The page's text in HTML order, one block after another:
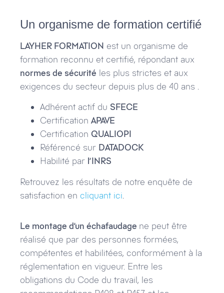
Un organisme de formation certifié
LAYHER FORMATION est un organisme de
formation reconnu et certifié, répondant aux
normes de sécurité les plus strictes et aux
exigences du secteur depuis plus de 40 ans .
Adhérent actif du SFECE
Certification APAVE
Certification QUALIOPI
Référencé sur DATADOCK
Habilité par l’INRS
Retrouvez les résultats de notre enquête de
satisfaction en cliquant ici.
Le montage d’un échafaudage ne peut être
réalisé que par des personnes formées,
compétentes et habilitées, conformément à la
réglementation en vigueur. Entre les
obligations du Code du travail, les